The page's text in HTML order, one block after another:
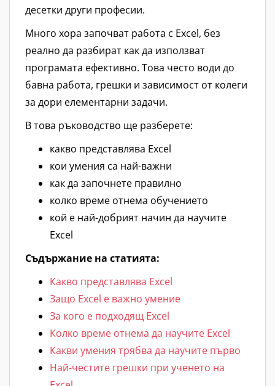
десетки други професии.
Много хора започват работа с Excel, без
реално да разбират как да използват
програмата ефективно. Това често води до
бавна работа, грешки и зависимост от колеги
за дори елементарни задачи.
В това ръководство ще разберете:
какво представлява Excel
кои умения са най-важни
как да започнете правилно
колко време отнема обучението
кой е най-добрият начин да научите
Excel
Съдържание на статията:
Какво представлява Excel
Защо Excel е важно умение
За кого е подходящ Excel
Колко време отнема да научите Excel
Какви умения трябва да научите първо
Най-честите грешки при ученето на